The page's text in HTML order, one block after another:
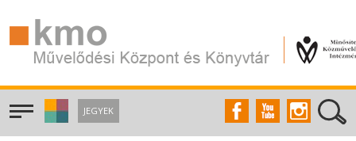
JEGYEK